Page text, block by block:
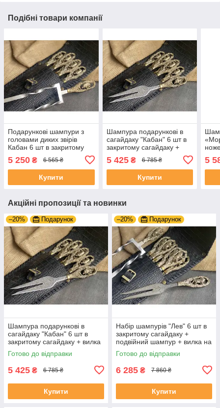
Подібні товари компанії
Подарункові шампури з
головами диких звірів
Кабан 6 шт в закритому
шампур
5 250 ₴ 6 565 ₴
Купити
Шампура подарункові в
сагайдаку "Кабан" 6 шт в
закритому сагайдаку +
ювілей свату
5 425₴ 6 785 ₴
Купити
5
Акційні пропозиції та новинки
–20% Подарунок
Шампура подарункові в
сагайдаку "Кабан" 6 шт в
закритому сагайдаку + вилка
подарунок на ювілей свату
Готово до відправки
5 425 ₴ 6 785 ₴
Купити
–20% Подарунок
Набір шампурів "Лев" 6 шт в
закритому сагайдаку +
подвійний шампур + вилка на
подарунок директору
Готово до відправки
6 285 ₴ 7 860 ₴
Купити